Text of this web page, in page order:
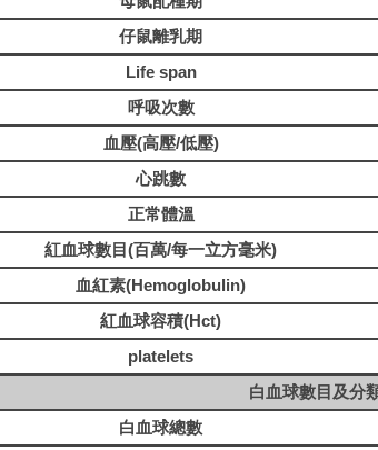
仔鼠離乳期
Life span
呼吸次數
血壓(高壓/低壓)
心跳數
正常體溫
紅血球數目(百萬/每一立方毫米)
血紅素(Hemoglobulin)
紅血球容積(Hct)
platelets
白血球數目及分
白血球總數